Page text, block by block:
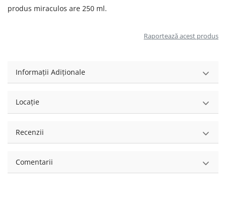
produs miraculos are 250 ml.
Raportează acest produs
Informații Adiționale
Locație
Recenzii
Comentarii